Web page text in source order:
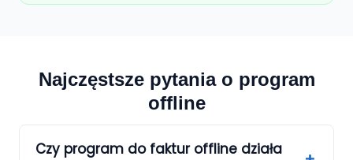
Najczęstsze pytania o program
offline
Czy program do faktur offline działa